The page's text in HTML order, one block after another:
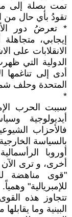
تمت بصلة إلى
تقودُ بأي حال من
* تعرضُ دور
إيجابي،
الانقلابات على
الدولية التي
أدى إلى تناغمها
المتحدة وحلف
*
سببت الحرب
أيديولوجية
فالأحزاب
بالسياسة
أوروبا
أخرى، و ترى
"قوى مناهضة
للإمبريالية" وهمياً.
تتجاوز هذه
البينية وما